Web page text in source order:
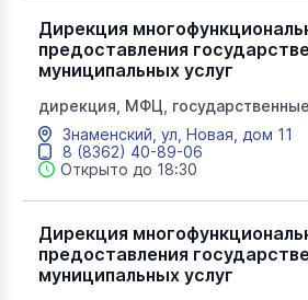
Дирекция
предоставления
муниципальных услуг
дирекция, МФЦ,
услуги, мои документы
Знаменский, ул, Новая, дом 11
8 (8362) 40-89-06
Открыто до 18:30
Дирекция
предоставления
муниципальных услуг